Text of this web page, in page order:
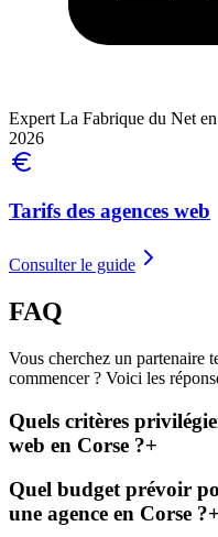
Expert La Fabrique du Net
2026
Tarifs des agences web
Consulter le guide
FAQ
Vous cherchez un partenaire
commencer ? Voici les
Quels critères
web en Corse ?+
Quel budget prévoir
une agence en Corse ?+